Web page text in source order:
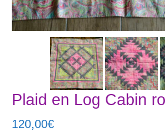
Plaid en Log Cabin
120,00€